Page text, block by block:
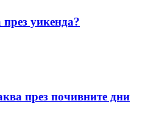
уикенда?
през почивните дни